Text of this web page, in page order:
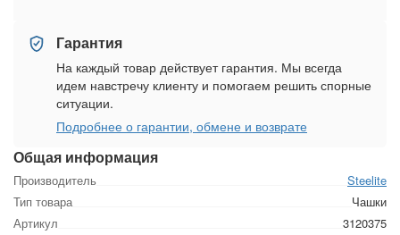
Общая информация
Производитель
Steelite
Тип товара
Чашки
Артикул
3120375
Гарантия
На каждый товар действует гарантия. Мы всегда
идем навстречу клиенту и помогаем решить спорные
ситуации.
Подробнее о гарантии, обмене и возврате